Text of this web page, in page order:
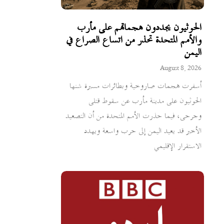
الحوثيون يجددون هجماتهم على مأرب
والأمم المتحدة تحذر من اتساع الصراع في
اليمن
August 8, 2026
أسفرت هجمات صاروخية وبطائرات مسيرة شنها
الحوثيون على مدينة مأرب عن سقوط قتلى
وجرحى، فيما حذرت الأمم المتحدة من أن التصعيد
الأخير قد يعيد اليمن إلى حرب واسعة ويهدد
الاستقرار الإقليمي